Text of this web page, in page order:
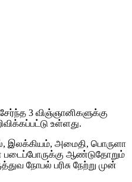
3 விஞ்​ஞானிகளுக்கு
உள்​ளது.
இலக்​கி​யம், அமை​தி, பொருளா​
படைப்​போருக்கு ஆண்​டு​தோறும்
நோபல் பரிசு நேற்று முன்​